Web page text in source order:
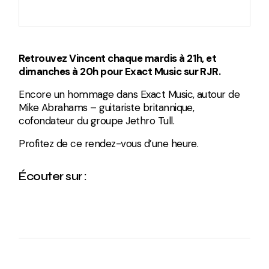
Retrouvez Vincent chaque mardis à 21h, et
dimanches à 20h pour Exact Music sur RJR.
Encore un hommage dans Exact Music, autour de
Mike Abrahams – guitariste britannique,
cofondateur du groupe Jethro Tull.
Profitez de ce rendez-vous d’une heure.
Écouter sur :